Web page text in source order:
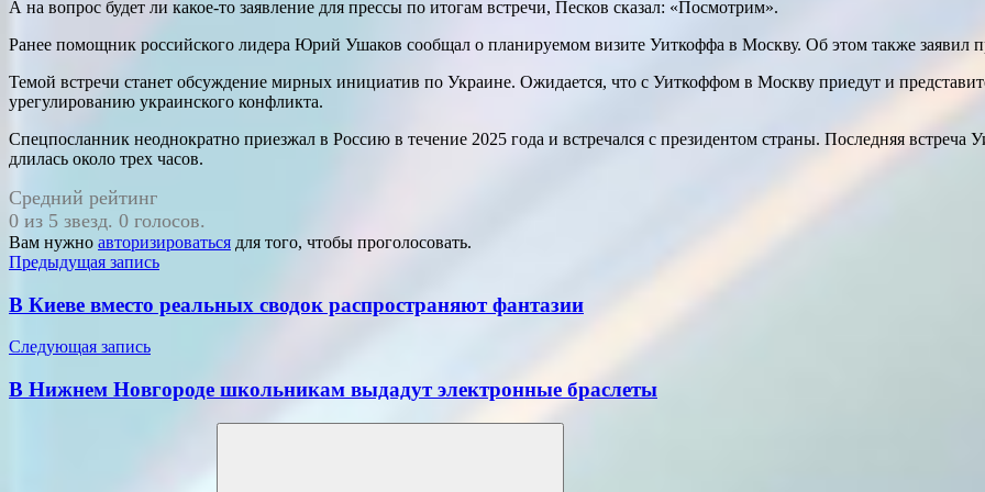
А на вопрос будет ли какое-то заявление для прессы по итогам встречи, Песков сказал: «Посмотрим».
Ранее помощник российского лидера Юрий Ушаков сообщал о планируемом визите Уиткоффа в Москву. Об этом также
Темой встречи станет обсуждение мирных инициатив по Украине. Ожидается, что с Уиткоффом в Москву приедут и
урегулированию украинского конфликта.
Спецпосланник неоднократно приезжал в Россию в течение 2025 года и встречался с президентом страны. Последняя
длилась около трех часов.
Средний рейтинг
0 из 5 звезд. 0 голосов.
Вам нужно авторизироваться для того, чтобы проголосовать.
Навигация
по
Предыдущая запись
В Киеве вместо реальных сводок распространяют фантазии
Следующая запись
В Нижнем Новгороде школьникам выдадут электронные браслеты